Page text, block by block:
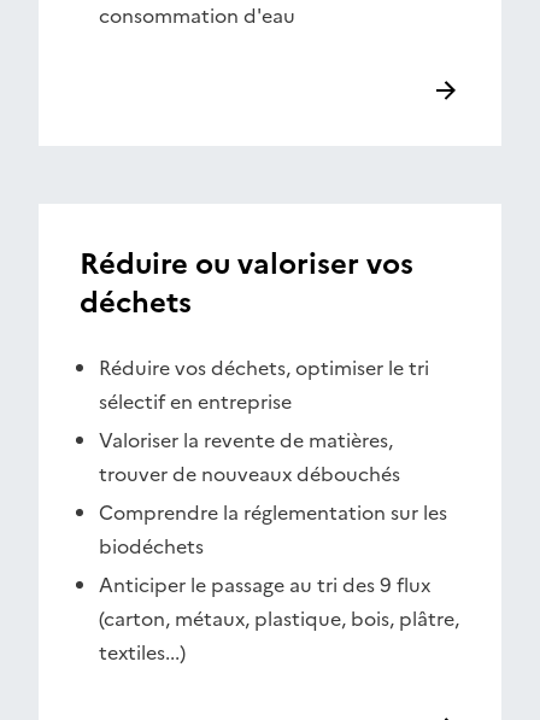
consommation d'eau
Réduire ou valoriser vos
déchets
Réduire vos déchets, optimiser le tri
sélectif en entreprise
Valoriser la revente de matières,
trouver de nouveaux débouchés
Comprendre la réglementation sur les
biodéchets
Anticiper le passage au tri des 9 flux
(carton, métaux, plastique, bois, plâtre,
textiles...)